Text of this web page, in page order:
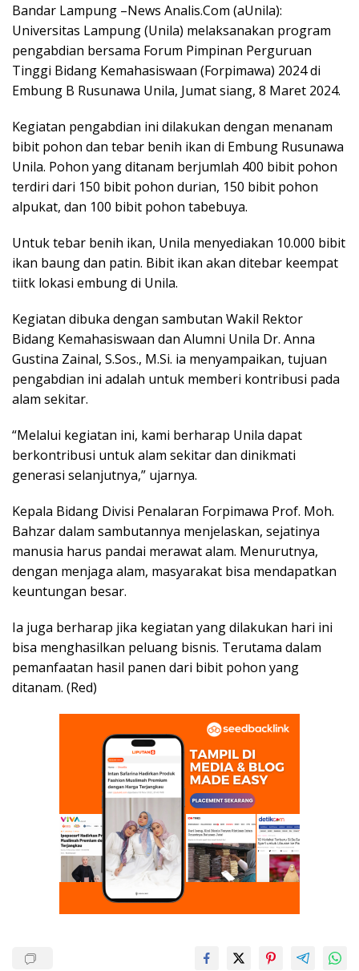
Bandar Lampung –News Analis.Com (aUnila):
Universitas Lampung (Unila) melaksanakan program
pengabdian bersama Forum Pimpinan Perguruan
Tinggi Bidang Kemahasiswaan (Forpimawa) 2024 di
Embung B Rusunawa Unila, Jumat siang, 8 Maret 2024.
Kegiatan pengabdian ini dilakukan dengan menanam
bibit pohon dan tebar benih ikan di Embung Rusunawa
Unila. Pohon yang ditanam berjumlah 400 bibit pohon
terdiri dari 150 bibit pohon durian, 150 bibit pohon
alpukat, dan 100 bibit pohon tabebuya.
Untuk tebar benih ikan, Unila menyediakan 10.000 bibit
ikan baung dan patin. Bibit ikan akan ditebar keempat
tiitk lokasi embung di Unila.
Kegiatan dibuka dengan sambutan Wakil Rektor
Bidang Kemahasiswaan dan Alumni Unila Dr. Anna
Gustina Zainal, S.Sos., M.Si. ia menyampaikan, tujuan
pengabdian ini adalah untuk memberi kontribusi pada
alam sekitar.
“Melalui kegiatan ini, kami berharap Unila dapat
berkontribusi untuk alam sekitar dan dinikmati
generasi selanjutnya,” ujarnya.
Kepala Bidang Divisi Penalaran Forpimawa Prof. Moh.
Bahzar dalam sambutannya menjelaskan, sejatinya
manusia harus pandai merawat alam. Menurutnya,
dengan menjaga alam, masyarakat bisa mendapatkan
keuntungan besar.
Ia juga berharap jika kegiatan yang dilakukan hari ini
bisa menghasilkan peluang bisnis. Terutama dalam
pemanfaatan hasil panen dari bibit pohon yang
ditanam. (Red)